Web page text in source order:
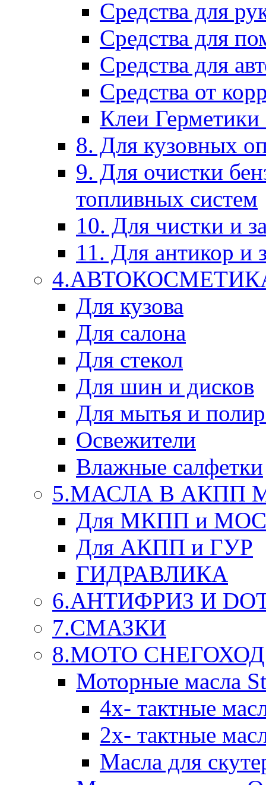
Средства для
Средства для
Средства для
Средства от
Клеи
8. Для кузовных
9. Для очистки
топливных систем
10. Для чистки и
11. Для антикор и
Для кузова
Для салона
Для стекол
Для шин и дисков
Для мытья и
Освежители
Влажные салфетки
5.МАСЛА В АКПП
Для МКПП и
Для АКПП и ГУР
ГИДРАВЛИКА
6.АНТИФРИЗ И
7.СМАЗКИ
8.МОТО
Моторные масла
4х- тактные
2х- тактные
Масла для